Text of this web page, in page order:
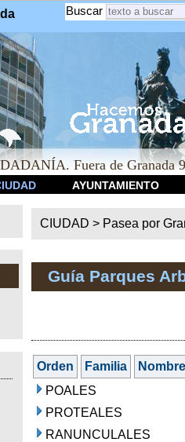
Buscar
Fuera de Granada
AYUNTAMIENTO
CIUDAD > Pasea por
Guía Parques
Orden Familia
Nombre
POALES
PROTEALES
RANUNCULALES